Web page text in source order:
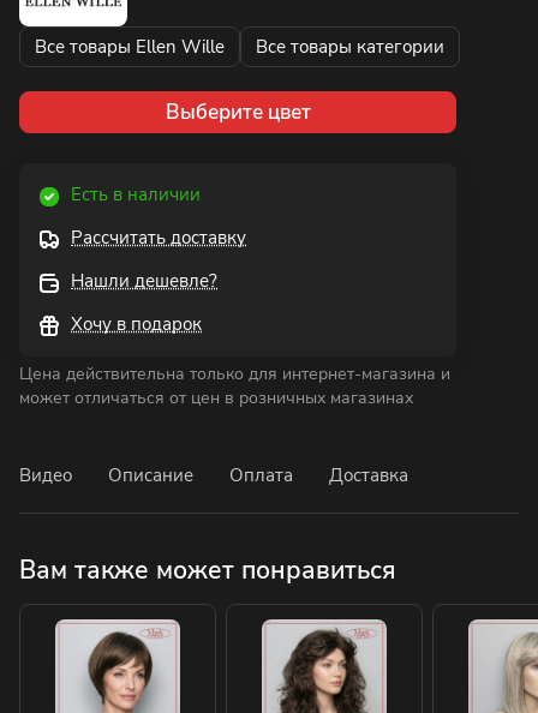
Все товары Ellen Wille Все товары категории
Выберите цвет
Есть в наличии
Рассчитать доставку
Нашли дешевле?
Хочу в подарок
Цена действительна только для интернет-магазина и
может отличаться от цен в розничных магазинах
Видео Описание Оплата Доставка
Вам также может понравиться